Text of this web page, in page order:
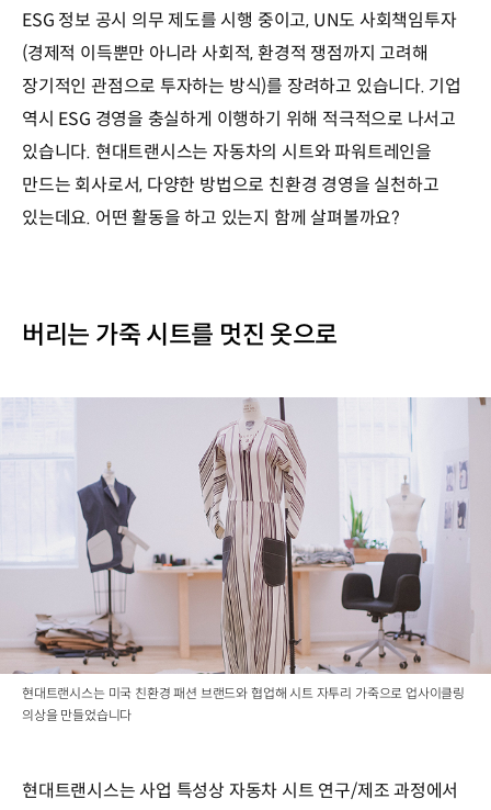
ESG 정보 공시 의무 제도를 시행 중이고, UN도 사회책임투자
(경제적 이득뿐만 아니라 사회적, 환경적 쟁점까지 고려해
장기적인 관점으로 투자하는 방식)를 장려하고 있습니다. 기업
역시 ESG 경영을 충실하게 이행하기 위해 적극적으로 나서고
있습니다. 현대트랜시스는 자동차의 시트와 파워트레인을
만드는 회사로서, 다양한 방법으로 친환경 경영을 실천하고
있는데요. 어떤 활동을 하고 있는지 함께 살펴볼까요?
버리는 가죽 시트를 멋진 옷으로
현대트랜시스는 미국 친환경 패션 브랜드와 협업해 시트 자투리 가죽으로 업사이클링
의상을 만들었습니다
현대트랜시스는 사업 특성상 자동차 시트 연구/제조 과정에서